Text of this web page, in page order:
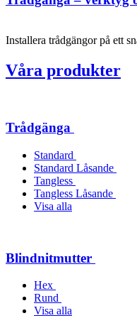
Installera trådgängor på ett
Våra produkter
Trådgänga
Standard
Standard Låsande
Tangless
Tangless Låsande
Visa alla
Blindnitmutter
Hex
Rund
Visa alla